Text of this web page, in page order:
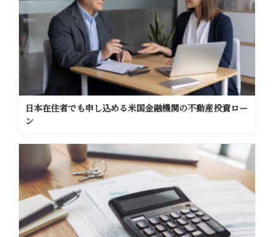
日本在住者でも申し込める米国金融機関の不動産投資ロー
ン